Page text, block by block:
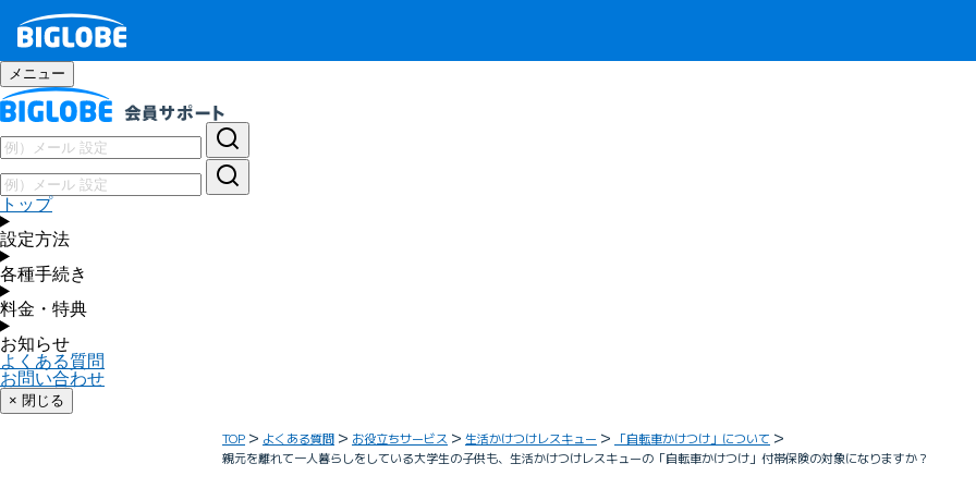
メニュー
トップ
設定方法
各種手続き
料金・特典
お知らせ
よくある質問
お問い合わせ
× 閉じる
TOP よくある質問 お役立ちサービス 生活かけつけレスキュー
「自転車かけつけ」について
親元を離れて一人暮らしをしている大学生の子供も、生活かけつけレスキューの「自転車かけつけ」付帯保険の対象になりますか？